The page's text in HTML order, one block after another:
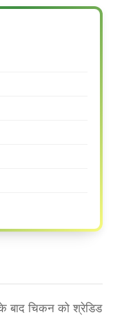
बाद चिकन को श्रेडिड